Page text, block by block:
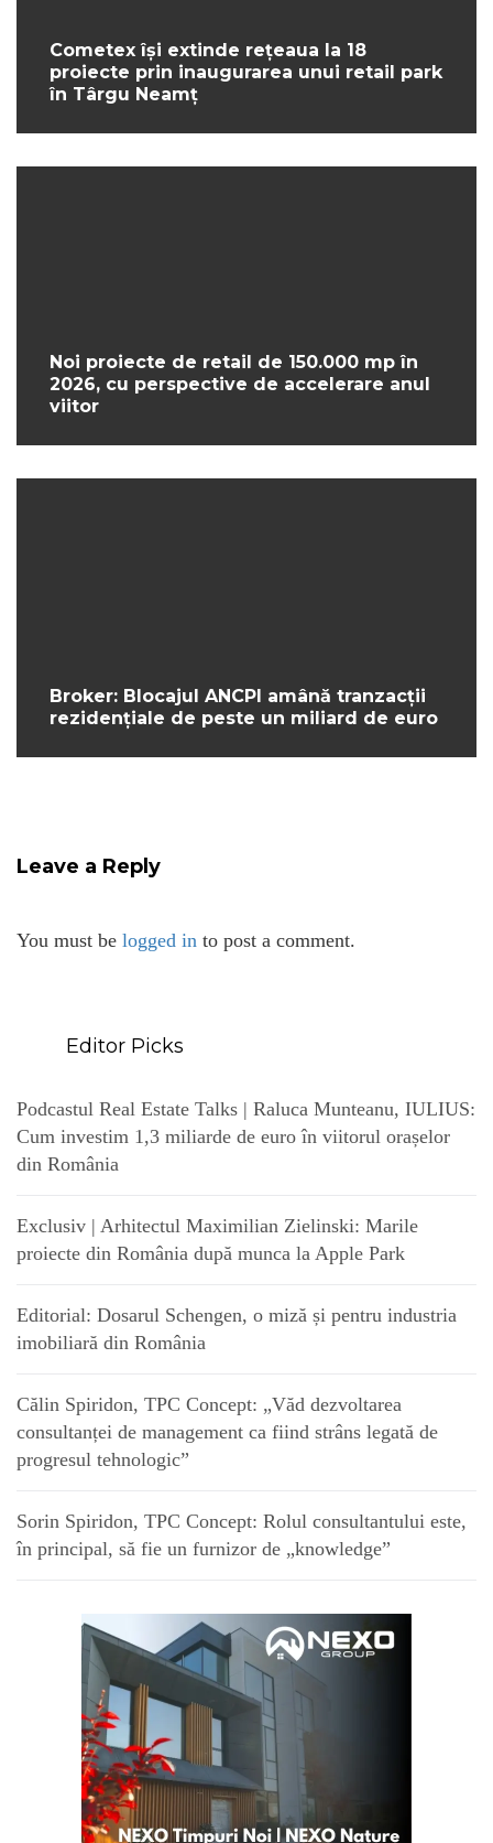
Cometex își extinde rețeaua la 18
proiecte prin inaugurarea unui retail park
în Târgu Neamț
Noi proiecte de retail de 150.000 mp în
2026, cu perspective de accelerare anul
viitor
Broker: Blocajul ANCPI amână tranzacții
rezidențiale de peste un miliard de euro
Leave a Reply
You must be logged in to post a comment.
Editor Picks
Podcastul Real Estate Talks | Raluca Munteanu, IULIUS:
Cum investim 1,3 miliarde de euro în viitorul orașelor
din România
Exclusiv | Arhitectul Maximilian Zielinski: Marile
proiecte din România după munca la Apple Park
Editorial: Dosarul Schengen, o miză și pentru industria
imobiliară din România
Călin Spiridon, TPC Concept: „Văd dezvoltarea
consultanței de management ca fiind strâns legată de
progresul tehnologic”
Sorin Spiridon, TPC Concept: Rolul consultantului este,
în principal, să fie un furnizor de „knowledge”